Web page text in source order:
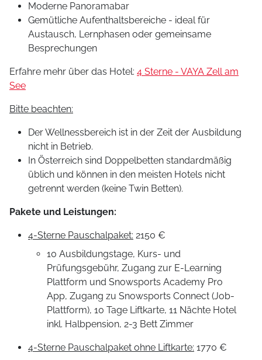
Moderne Panoramabar
Gemütliche Aufenthaltsbereiche - ideal für
Austausch, Lernphasen oder gemeinsame
Besprechungen
Erfahre mehr über das Hotel: 4 Sterne - VAYA Zell am
See
Bitte beachten:
Der Wellnessbereich ist in der Zeit der Ausbildung
nicht in Betrieb.
In Österreich sind Doppelbetten standardmäßig
üblich und können in den meisten Hotels nicht
getrennt werden (keine Twin Betten).
Pakete und Leistungen:
4-Sterne Pauschalpaket: 2150 €
10 Ausbildungstage, Kurs- und
Prüfungsgebühr, Zugang zur E-Learning
Plattform und Snowsports Academy Pro
App, Zugang zu Snowsports Connect (Job-
Plattform), 10 Tage Liftkarte, 11 Nächte Hotel
inkl. Halbpension, 2-3 Bett Zimmer
4-Sterne Pauschalpaket ohne Liftkarte: 1770 €